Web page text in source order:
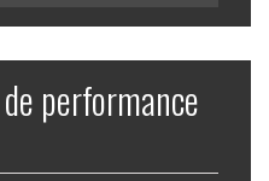
de performance